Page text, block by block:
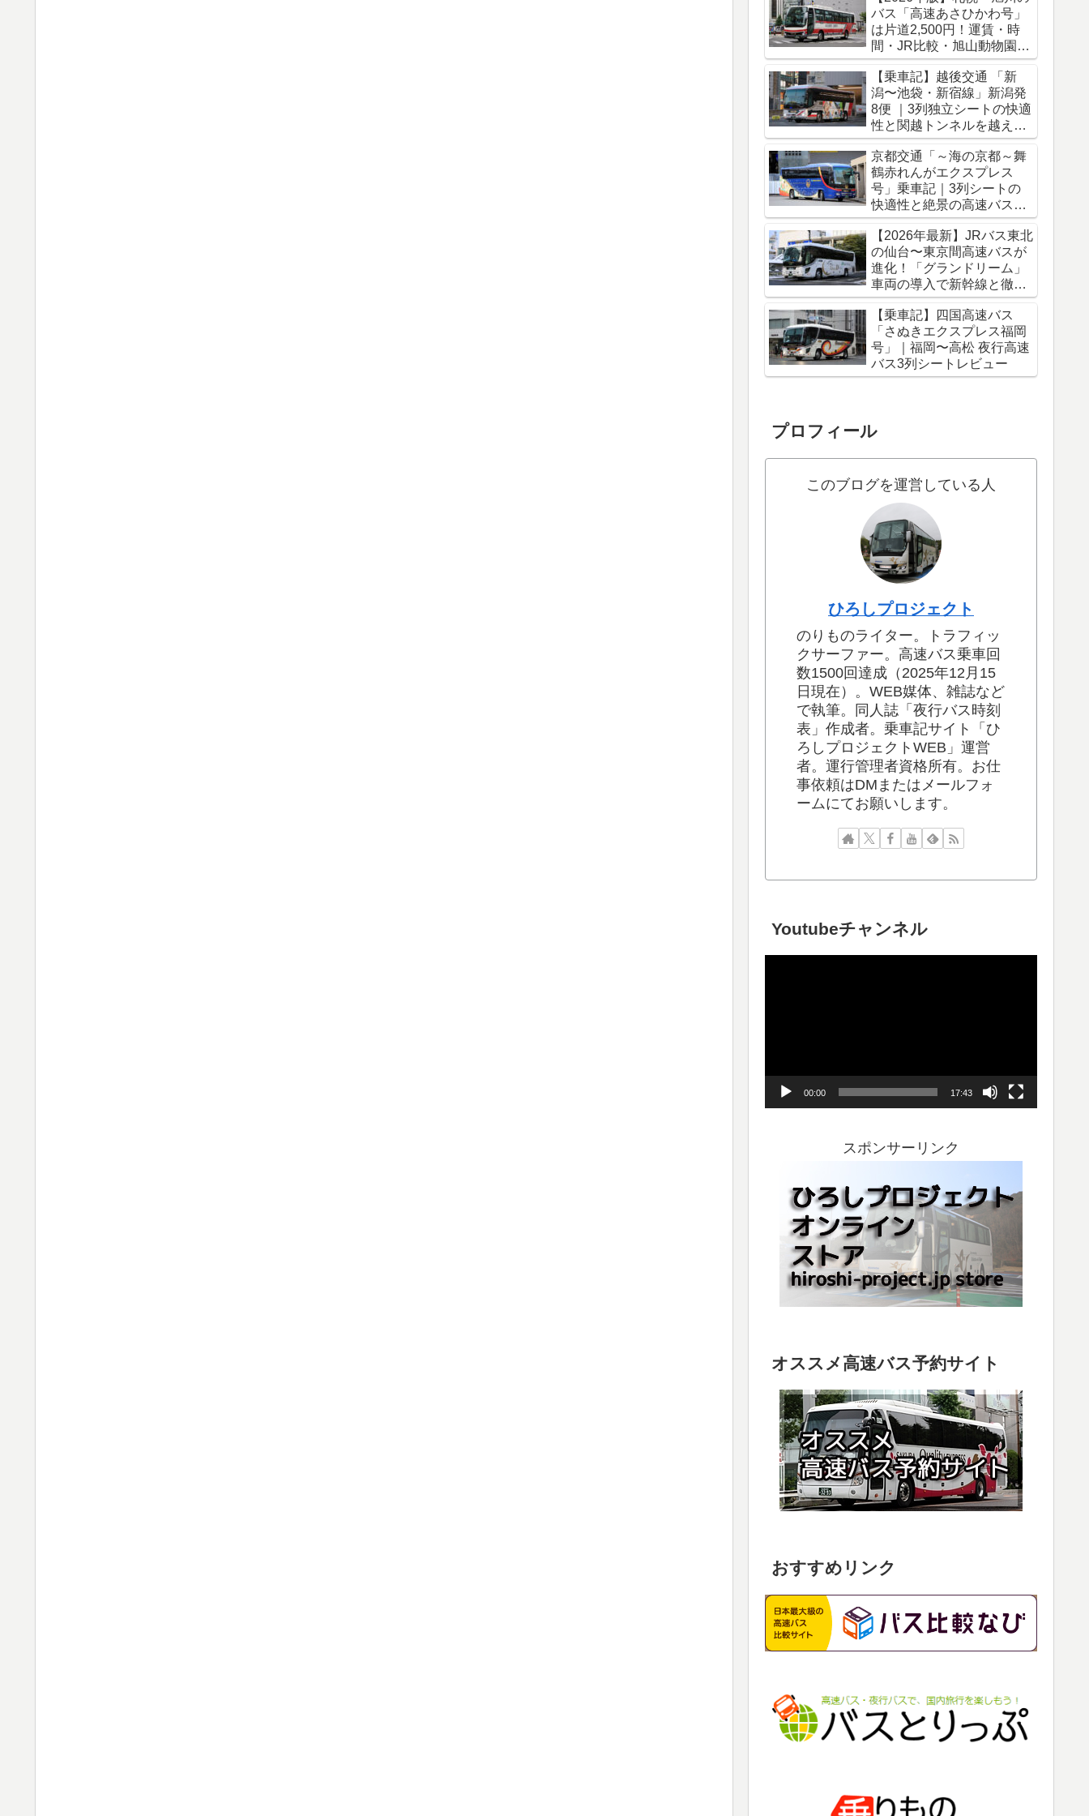
バス「高速あさひかわ号」
は片道2,500円！運賃・時
間・JR比較・旭山動物園ア
クセス完全ガイド
【乗車記】越後交通 「新
潟〜池袋・新宿線」新潟発
8便 ｜3列独立シートの快適
性と関越トンネルを越える
冬のバス旅
京都交通「～海の京都～舞
鶴赤れんがエクスプレス
号」乗車記｜3列シートの
快適性と絶景の高速バス車
窓をレポート
【2026年最新】JRバス東北
の仙台〜東京間高速バスが
進化！「グランドリーム」
車両の導入で新幹線と徹底
比較
【乗車記】四国高速バス
「さぬきエクスプレス福岡
号」｜福岡〜高松 夜行高速
バス3列シートレビュー
プロフィール
このブログを運営している人
ひろしプロジェクト
のりものライター。トラフィッ
クサーファー。高速バス乗車回
数1500回達成（2025年12月15
日現在）。WEB媒体、雑誌など
で執筆。同人誌「夜行バス時刻
表」作成者。乗車記サイト「ひ
ろしプロジェクトWEB」運営
者。運行管理者資格所有。お仕
事依頼はDMまたはメールフォ
ームにてお願いします。
Youtubeチャンネル
00:00 17:43
スポンサーリンク
オススメ高速バス予約サイト
おすすめリンク